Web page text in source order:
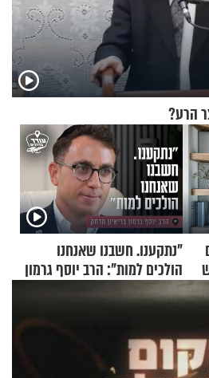
הרע?
"נתקענו. חשבנו שאנחנו
הולכים למות": הרב יוסף גרמון
בריאיון מרתק